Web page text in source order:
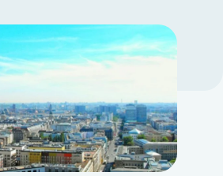
Loading...